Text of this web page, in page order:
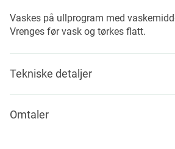
Vaskes på ullprogram med
Vrenges før vask og tørkes flatt.
Tekniske detaljer
Omtaler